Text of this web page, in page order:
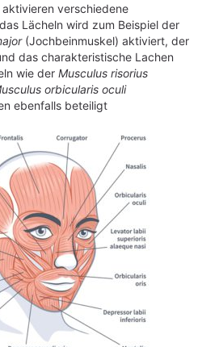
verschiedene
Lächeln wird zum Beispiel der
(Jochbeinmuskel) aktiviert, der
das charakteristische Lachen
wie der Musculus risorius
orbicularis oculi
ebenfalls beteiligt